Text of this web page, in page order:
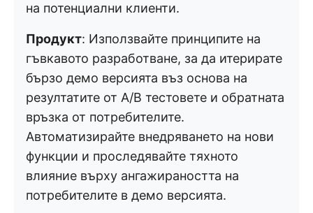
на потенциални клиенти.
Продукт: Използвайте принципите на
гъвкавото разработване, за да итерирате
бързо демо версията въз основа на
резултатите от A/B тестовете и обратната
връзка от потребителите.
Автоматизирайте внедряването на нови
функции и проследявайте тяхното
влияние върху ангажираността на
потребителите в демо версията.